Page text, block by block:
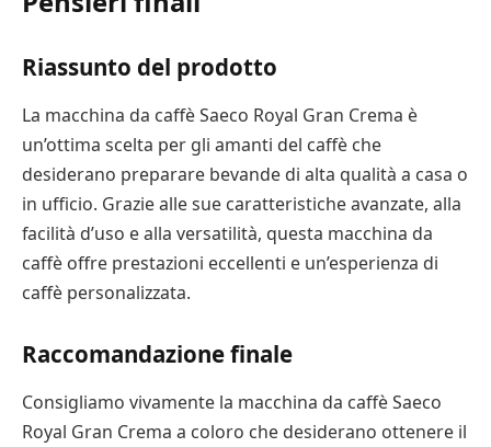
Riassunto del prodotto
La macchina da caffè Saeco Royal Gran Crema è
un’ottima scelta per gli amanti del caffè che
desiderano preparare bevande di alta qualità a casa o
in ufficio. Grazie alle sue caratteristiche avanzate, alla
facilità d’uso e alla versatilità, questa macchina da
caffè offre prestazioni eccellenti e un’esperienza di
caffè personalizzata.
Raccomandazione finale
Consigliamo vivamente la macchina da caffè Saeco
Royal Gran Crema a coloro che desiderano ottenere il